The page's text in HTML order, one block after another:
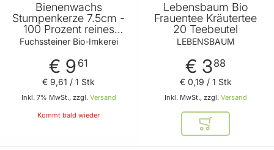
Bienenwachs
Stumpenkerze 7.5cm -
100 Prozent reines
Bienenwachs -
angenehmen Duft von
Fuchssteiner Bio-
Imkerei
Fuchssteiner Bio-Imkerei
€ 9 61
Inkl. 7% MwSt., zzgl. Versand
€ 9,61 / 1 Stk
Kommt bald wieder
Lebensbaum Bio
Frauentee Kräutertee
20 Teebeutel
LEBENSBAUM
€ 388
Inkl. MwSt., zzgl. Versand
€ 0,19 / 1 Stk
In den